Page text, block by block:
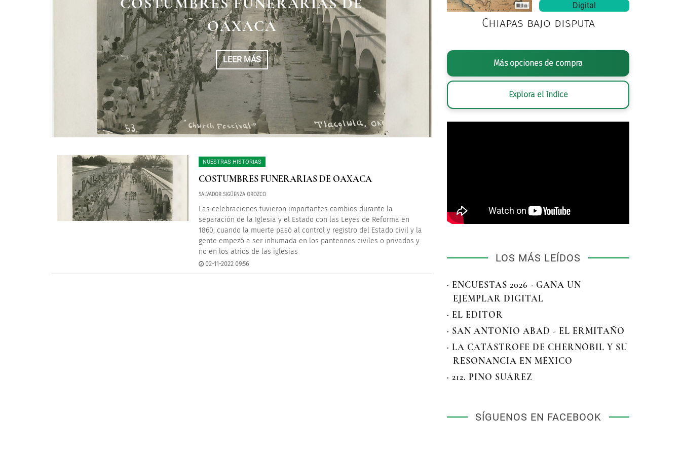
OAXACA
LEER MÁS
NUESTRAS HISTORIAS
COSTUMBRES FUNERARIAS DE OAXACA
SALVADOR SIGÜENZA OROZCO
Las celebraciones tuvieron importantes cambios durante la
separación de la Iglesia y el Estado con las Leyes de Reforma en
1860, cuando la muerte pasó al control y registro del Estado civil y la
gente empezó a ser inhumada en los panteones civiles o privados y
no en los atrios de las iglesias
02-11-2022 09:56
Digital
Chiapas bajo disputa
Más opciones de compra
Explora el índice
LOS MÁS LEÍDOS
· ENCUESTAS 2026 - GANA UN
EJEMPLAR DIGITAL
· EL EDITOR
· SAN ANTONIO ABAD - EL ERMITAÑO
· LA CATÁSTROFE DE CHERNÓBIL Y SU
RESONANCIA EN MÉXICO
· 212. PINO SUÁREZ
SÍGUENOS EN FACEBOOK